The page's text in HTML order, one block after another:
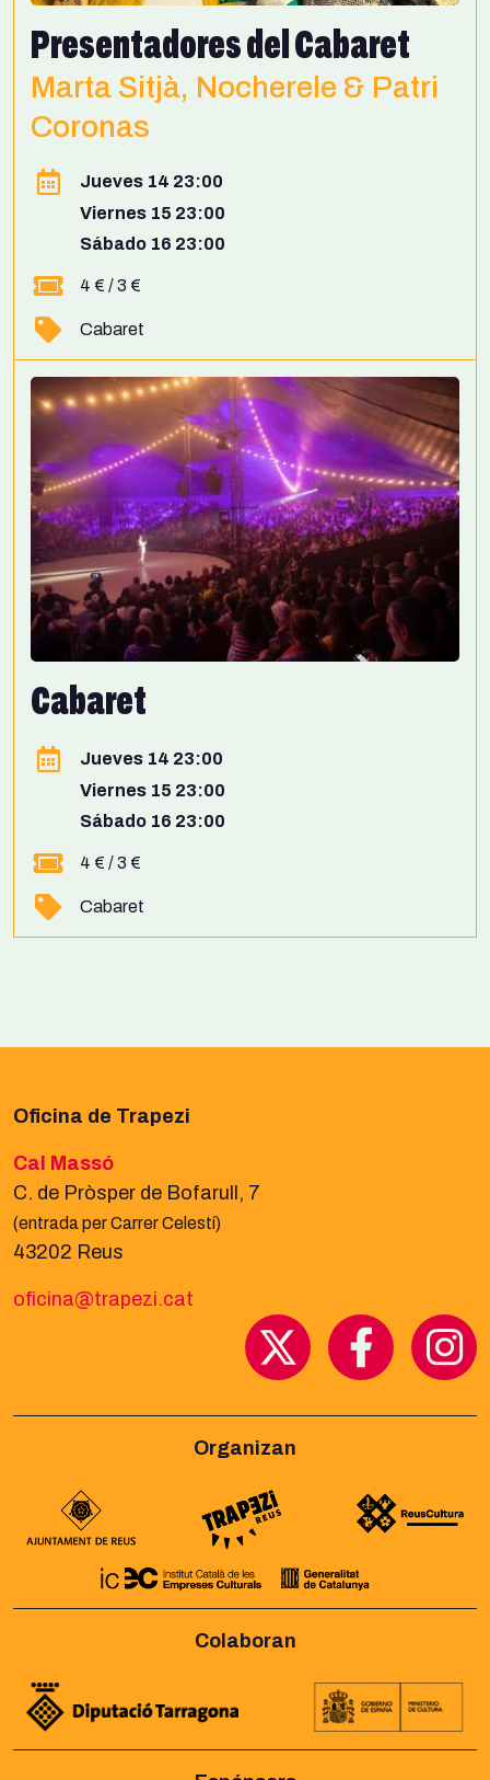
Presentadores del Cabaret
Marta Sitjà, Nocherele & Patri
Coronas
Jueves 14 23:00
Viernes 15 23:00
Sábado 16 23:00
4 € / 3 €
Cabaret
Cabaret
Jueves 14 23:00
Viernes 15 23:00
Sábado 16 23:00
4 € / 3 €
Cabaret
Oficina de Trapezi
Cal Massó
C. de Pròsper de Bofarull, 7
(entrada per Carrer Celestí)
43202 Reus
oficina@trapezi.cat
Organizan
Colaboran